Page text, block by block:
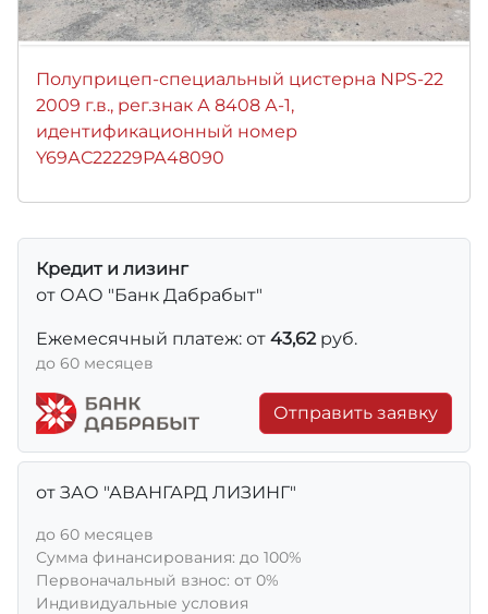
Полуприцеп-специальный цистерна NPS-22
2009 г.в., рег.знак А 8408 А-1,
идентификационный номер
Y69АС22229РА48090
Кредит и лизинг
от ОАО "Банк Дабрабыт"
Ежемесячный платеж: от 43,62руб.
до 60 месяцев
Отправить заявку
от ЗАО "АВАНГАРД ЛИЗИНГ"
до 60 месяцев
Сумма финансирования: до 100%
Первоначальный взнос: от 0%
Индивидуальные условия